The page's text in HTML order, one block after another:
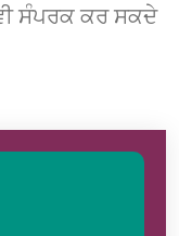
ਸੰਪਰਕ ਕਰ ਸਕਦੇ